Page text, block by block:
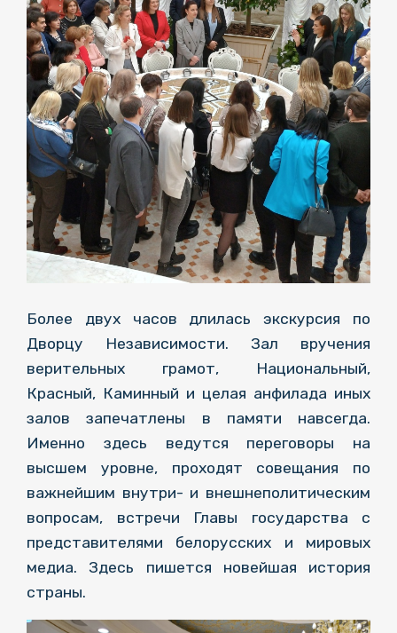
Более двух часов длилась экскурсия по
Дворцу Независимости. Зал вручения
верительных грамот, Национальный,
Красный, Каминный и целая анфилада иных
залов запечатлены в памяти навсегда.
Именно здесь ведутся переговоры на
высшем уровне, проходят совещания по
важнейшим внутри- и внешнеполитическим
вопросам, встречи Главы государства с
представителями белорусских и мировых
медиа. Здесь пишется новейшая история
страны.